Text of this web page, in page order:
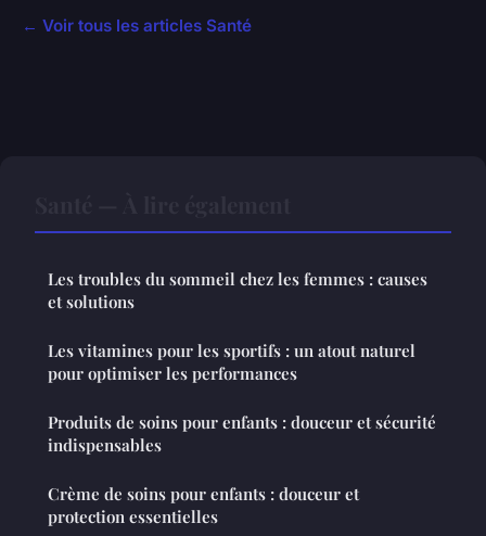
← Voir tous les articles Santé
Les troubles du sommeil chez les femmes : causes
et solutions
Les vitamines pour les sportifs : un atout naturel
pour optimiser les performances
Produits de soins pour enfants : douceur et sécurité
indispensables
Crème de soins pour enfants : douceur et
protection essentielles